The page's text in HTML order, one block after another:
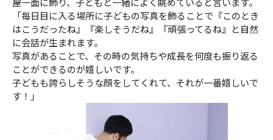
「毎日目に入る場所に子どもの写真を飾ることで『このとき
はこうだったね』『楽しそうだね』『頑張ってるね』と自然
に会話が生まれます。
写真があることで、その時の気持ちや成長を何度も振り返る
ことができるのが嬉しいです。
子どもも誇らしそうな顔をしてくれて、それが一番嬉しいで
す！」